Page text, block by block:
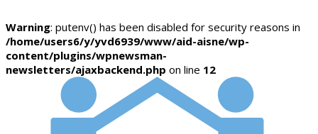
Warning: putenv() has been disabled for security reasons in
/home/users6/y/yvd6939/www/aid-aisne/wp-
content/plugins/wpnewsman-
newsletters/ajaxbackend.php on line 12